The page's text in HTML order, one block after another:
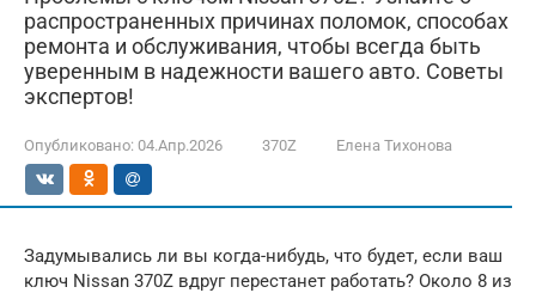
распространенных причинах поломок, способах
ремонта и обслуживания, чтобы всегда быть
уверенным в надежности вашего авто. Советы
экспертов!
Опубликовано: 04.Апр.2026 370Z Елена Тихонова
Задумывались ли вы когда-нибудь, что будет, если ваш
ключ Nissan 370Z вдруг перестанет работать? Около 8 из